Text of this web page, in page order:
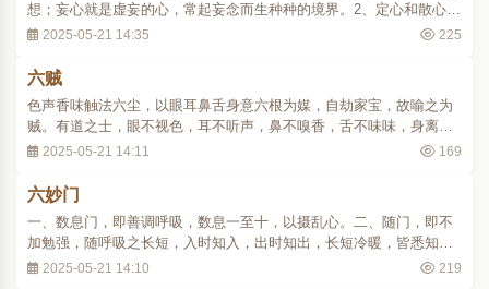
想；妄心就是虚妄的心，常起妄念而生种种的境界。2、定心和散心。
定心是禅定的心，也是修定善的心；散心是散乱的心，也是修散善的
2025-05-21 14:35 225
六贼
色声香味触法六尘，以眼耳鼻舌身意六根为媒，自劫家宝，故喻之为
贼。有道之士，眼不视色，耳不听声，鼻不嗅香，舌不味味，身离细
滑，意不妄念，以避六贼。
2025-05-21 14:11 169
六妙门
一、数息门，即善调呼吸，数息一至十，以摄乱心。二、随门，即不
加勉强，随呼吸之长短，入时知入，出时知出，长短冷暖，皆悉知
之。三、止门，即止息妄念，令心清净，毫无波动。四、观门，即要
2025-05-21 14:10 219